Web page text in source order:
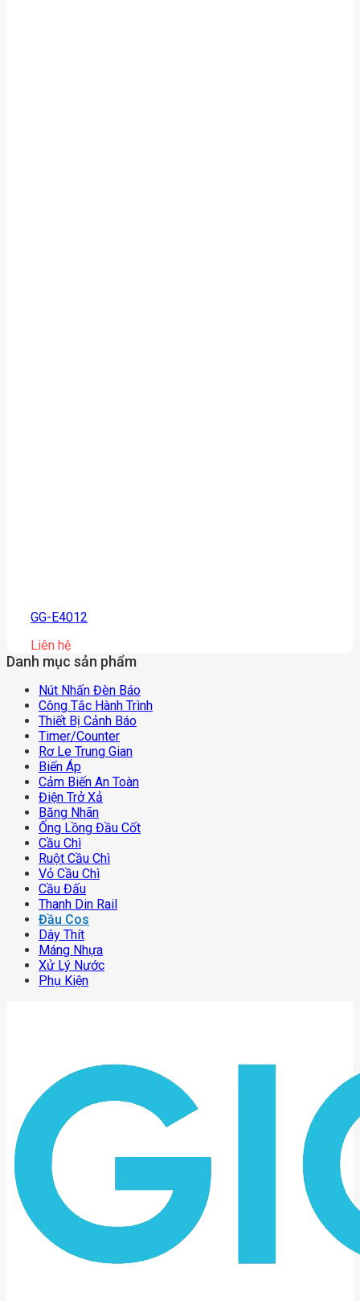
GG-E4012
Liên hệ
Danh mục sản phẩm
Nút Nhấn Đèn Báo
Công Tắc Hành Trình
Thiết Bị Cảnh Báo
Timer/counter
Rơ Le Trung Gian
Biến Áp
Cảm Biến An Toàn
Điện Trở Xả
Băng Nhãn
Ống Lồng Đầu Cốt
Cầu Chì
Ruột Cầu Chì
Vỏ Cầu Chì
Cầu Đấu
Thanh Din Rail
Đầu Cos
Dây Thít
Máng Nhựa
Xử Lý Nước
Phụ Kiện